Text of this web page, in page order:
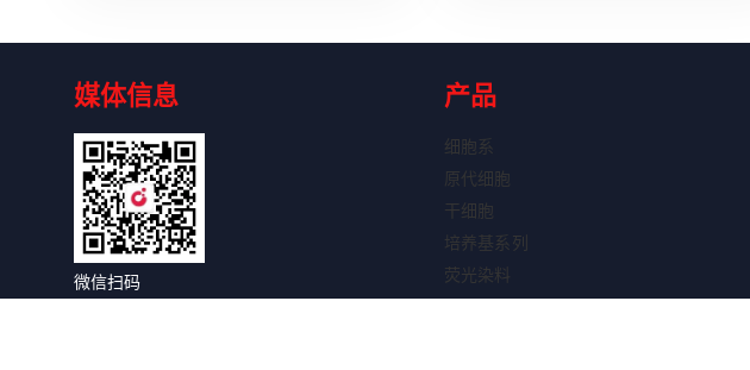
媒体信息
微信扫码
产品
细胞系
原代细胞
干细胞
培养基系列
荧光染料